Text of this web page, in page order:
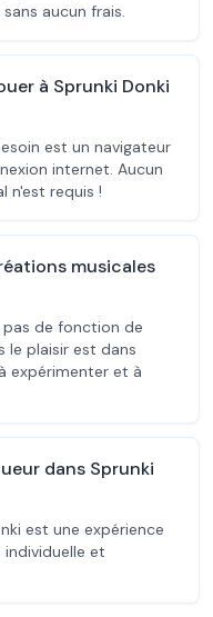
aucun frais.
à Sprunki Donki
est un navigateur
internet. Aucun
n'est requis !
musicales
pas de fonction de
le plaisir est dans
expérimenter et à
dans Sprunki
est une expérience
et